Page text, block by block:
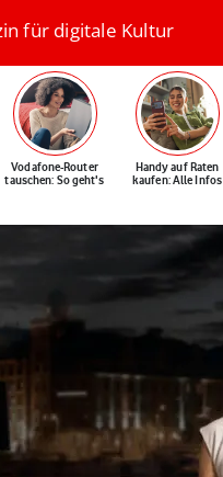
für digitale Kultur
Vodafone-Router
tauschen: So geht's
Handy auf Raten
kaufen: Alle Infos